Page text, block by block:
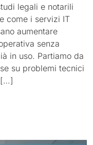
legali e notarili
come i servizi IT
aumentare
senza
in uso. Partiamo da
su problemi tecnici
[…]